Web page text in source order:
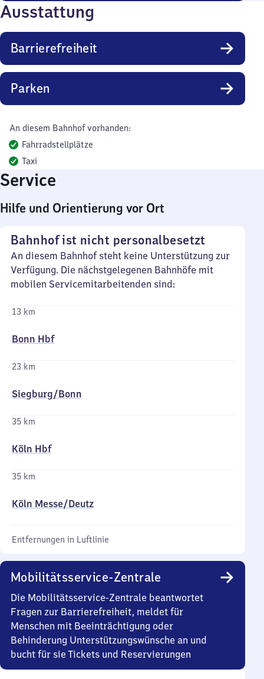
Ausstattung
Barrierefreiheit
Parken
An diesem Bahnhof vorhanden:
Fahrradstellplätze
Taxi
Service
Hilfe und Orientierung vor Ort
Bahnhof ist nicht personalbesetzt
An diesem Bahnhof steht keine Unterstützung zur
Verfügung. Die nächstgelegenen Bahnhöfe mit
mobilen Servicemitarbeitenden sind:
13 km
Bonn Hbf
23 km
Siegburg/​Bonn
35 km
Köln Hbf
35 km
Köln Messe/​Deutz
Entfernungen in Luftlinie
Mobilitätsservice-Zentrale
Die Mobilitätsservice-Zentrale beantwortet
Fragen zur Barrierefreiheit, meldet für
Menschen mit Beeinträchtigung oder
Behinderung Unterstützungswünsche an und
bucht für sie Tickets und Reservierungen